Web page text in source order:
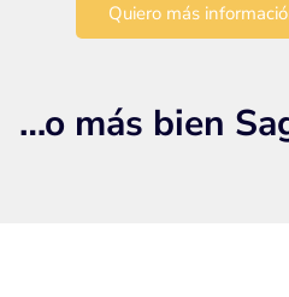
Quiero más
…o más bien